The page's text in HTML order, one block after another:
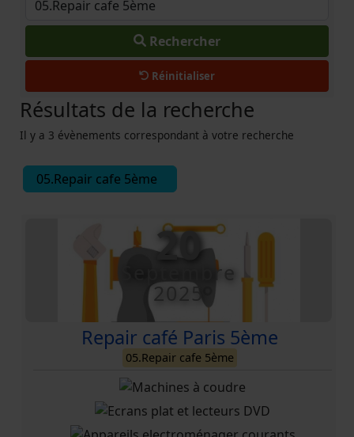
Rechercher
Réinitialiser
Résultats de la recherche
Il y a 3 évènements correspondant à votre recherche
05.Repair cafe 5ème
20
Septembre
2025
Repair café Paris 5ème
05.Repair cafe 5ème